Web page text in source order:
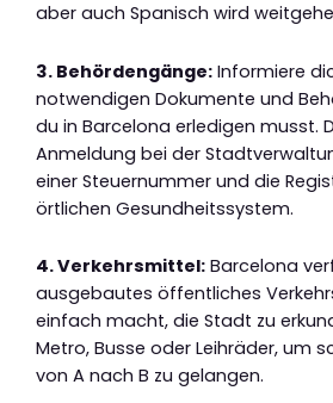
aber auch Spanisch wird
3. Behördengänge: Informiere
notwendigen Dokumente und
du in Barcelona erledigen musst.
Anmeldung bei der
einer Steuernummer und die
örtlichen Gesundheitssystem.
4. Verkehrsmittel: Barcelona
ausgebautes öffentliches
einfach macht, die Stadt zu
Metro, Busse oder Leihräder, um
von A nach B zu gelangen.